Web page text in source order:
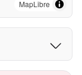
MapLibre